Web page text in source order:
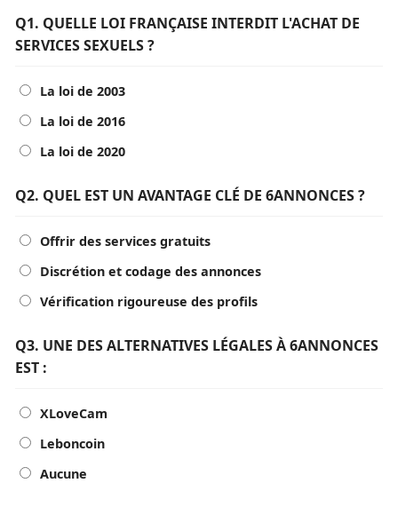
Testez
vos
en
choisissant
bonne
pour
question
puis
sur
Q1. QUELLE LOI FRANÇAISE INTERDIT L'ACHAT DE
SERVICES SEXUELS ?
La loi de 2003
La loi de 2016
La loi de 2020
Q2. QUEL EST UN AVANTAGE CLÉ DE 6ANNONCES ?
Offrir des services gratuits
Discrétion et codage des annonces
Vérification rigoureuse des profils
Q3. UNE DES ALTERNATIVES LÉGALES À 6ANNONCES
EST :
XLoveCam
Leboncoin
Aucune